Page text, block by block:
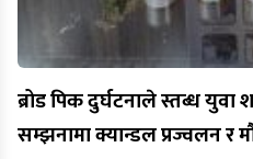
ब्रोड पिक दुर्घटनाले स्तब्ध
सम्झनामा क्यान्डल प्रज्वलन र